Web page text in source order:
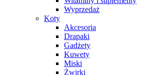
Wyprzedaż
Koty
Akcesoria
Drapaki
Gadżety
Kuwety
Miski
Żwirki